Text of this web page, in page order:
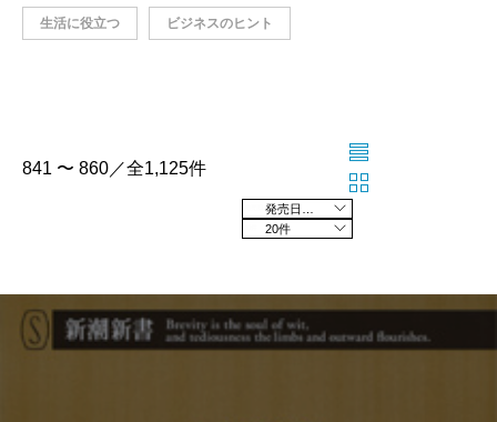
生活に役立つ ビジネスのヒント
841 〜 860／全1,125件
20件